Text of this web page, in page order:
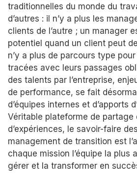
traditionnelles du monde du
d’autres : il n’y a plus les
clients de l’autre ; un manager
potentiel quand un client peut
n’y a plus de parcours type
tracées avec leurs passages
des talents par l’entreprise,
de performance, se fait
d’équipes internes et d’apports
Véritable plateforme de partage
d’expériences, le savoir-faire
management de transition est
chaque mission l’équipe la plus
gérer et la transformer en